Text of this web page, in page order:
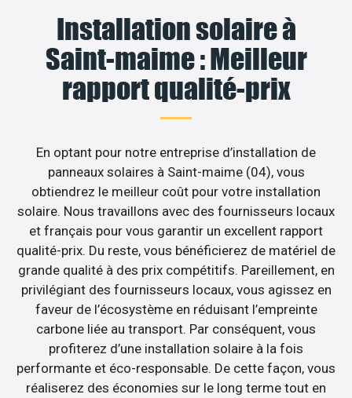
Installation solaire à
Saint-maime : Meilleur
rapport qualité-prix
En optant pour notre entreprise d’installation de
panneaux solaires à Saint-maime (04), vous
obtiendrez le meilleur coût pour votre installation
solaire. Nous travaillons avec des fournisseurs locaux
et français pour vous garantir un excellent rapport
qualité-prix. Du reste, vous bénéficierez de matériel de
grande qualité à des prix compétitifs. Pareillement, en
privilégiant des fournisseurs locaux, vous agissez en
faveur de l’écosystème en réduisant l’empreinte
carbone liée au transport. Par conséquent, vous
profiterez d’une installation solaire à la fois
performante et éco-responsable. De cette façon, vous
réaliserez des économies sur le long terme tout en